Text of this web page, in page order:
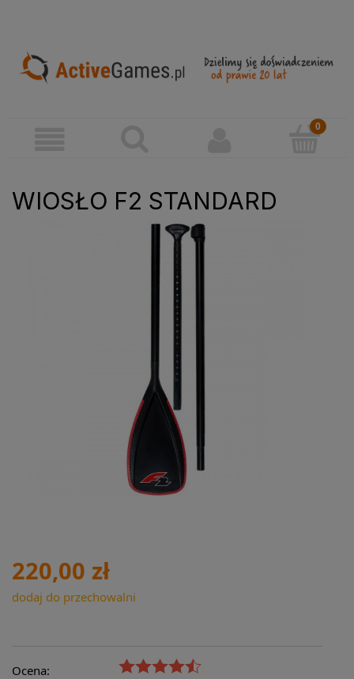
WIOSŁO F2 STANDARD
220,00 zł
dodaj do przechowalni
Ocena: